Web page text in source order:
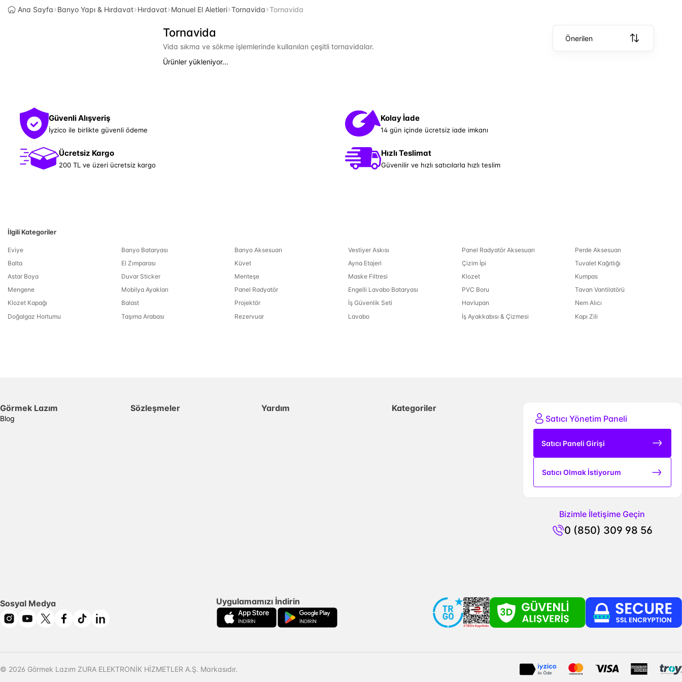
Ana Sayfa Banyo Yapı & Hırdavat Hırdavat Manuel El Aletleri Tornavida Tornavida
Tornavida
Vida sıkma ve sökme işlemlerinde kullanılan çeşitli tornavidalar.
Önerilen
Ürünler yükleniyor...
Güvenli Alışveriş
İyzico ile birlikte güvenli ödeme
Kolay İade
14 gün içinde ücretsiz iade imkanı
Ücretsiz Kargo
200 TL ve üzeri ücretsiz kargo
Hızlı Teslimat
Güvenilir ve hızlı satıcılarla hızlı teslim
İlgili Kategoriler
Eviye
Balta
Astar Boya
Mengene
Klozet Kapağı
Doğalgaz Hortumu
Banyo Bataryası
El Zımparası
Duvar Sticker
Mobilya Ayakları
Balast
Taşıma Arabası
Banyo Aksesuarı
Küvet
Menteşe
Panel Radyatör
Projektör
Rezervuar
Vestiyer Askısı
Ayna Etajeri
Maske Filtresi
Engelli Lavabo Bataryası
İş Güvenlik Seti
Lavabo
Panel Radyatör Aksesuarı
Çizim İpi
Klozet
PVC Boru
Havlupan
İş Ayakkabısı & Çizmesi
Perde Aksesuarı
Tuvalet Kağıtlığı
Kumpas
Tavan Vantilatörü
Nem Alıcı
Kapı Zili
Görmek Lazım
Blog
Sözleşmeler Yardım
Kategoriler
Satıcı Yönetim Paneli
Satıcı Paneli Girişi
Satıcı Olmak İstiyorum
Bizimle İletişime Geçin
0 (850) 309 98 56
Sosyal Medya Uygulamamızı İndirin
© 2026 Görmek Lazım ZURA ELEKTRONİK HİZMETLER A.Ş. Markasıdır.